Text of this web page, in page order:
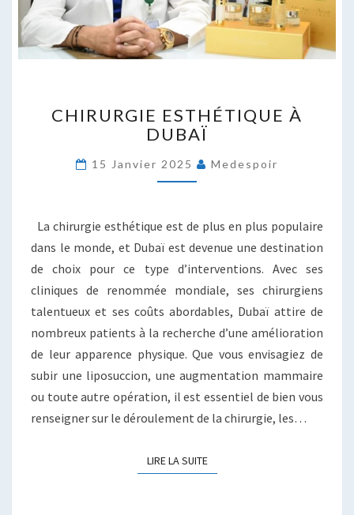
ESTHÉTIQUE
À
CHIRURGIE ESTHÉTIQUE À
DUBAÏ
15 Janvier 2025 Medespoir
La chirurgie esthétique est de plus en plus populaire
dans le monde, et Dubaï est devenue une destination
de choix pour ce type d’interventions. Avec ses
cliniques de renommée mondiale, ses chirurgiens
talentueux et ses coûts abordables, Dubaï attire de
nombreux patients à la recherche d’une amélioration
de leur apparence physique. Que vous envisagiez de
subir une liposuccion, une augmentation mammaire
ou toute autre opération, il est essentiel de bien vous
renseigner sur le déroulement de la chirurgie, les…
LIRE LA SUITELIRE LA SUITE